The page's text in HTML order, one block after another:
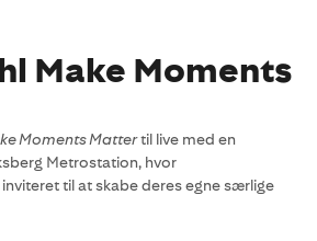
Make Moments
Moments Mattertil live med en
Metrostation, hvor
til at skabe deres egne særlige